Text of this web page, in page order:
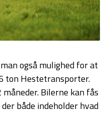
også mulighed for at
ton Hestetransporter.
Bilerne kan fås
både indeholder hvad